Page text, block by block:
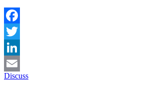
Facebook
Twitter
LinkedIn
Email
Discuss